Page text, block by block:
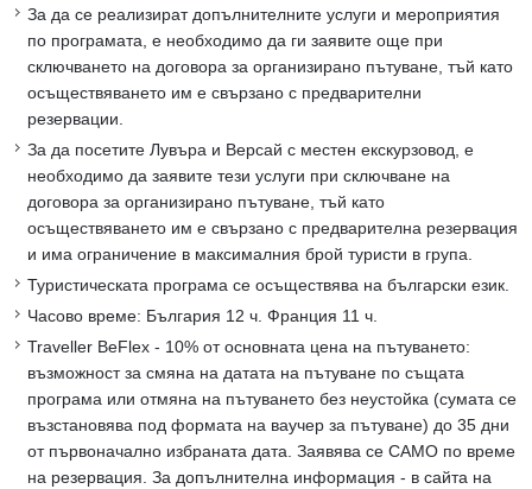
За да се реализират допълнителните услуги и мероприятия
по програмата, е необходимо да ги заявите още при
сключването на договора за организирано пътуване, тъй като
осъществяването им е свързано с предварителни
резервации.
За да посетите Лувъра и Версай с местен екскурзовод, е
необходимо да заявите тези услуги при сключване на
договора за организирано пътуване, тъй като
осъществяването им е свързано с предварителна резервация
и има ограничение в максималния брой туристи в група.
Туристическата програма се осъществява на български език.
Часово време: България 12 ч. Франция 11 ч.
Traveller BeFlex - 10% от основната цена на пътуването:
възможност за смяна на датата на пътуване по същата
програма или отмяна на пътуването без неустойка (сумата се
възстановява под формата на ваучер за пътуване) до 35 дни
от първоначално избраната дата. Заявява се САМО по време
на резервация. За допълнителна информация - в сайта на